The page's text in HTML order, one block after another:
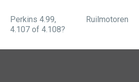
Perkins 4.99,
4.107 of 4.108?
Ruilmotoren